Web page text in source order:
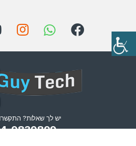
יש לך שאלות? התקשרו
9839899